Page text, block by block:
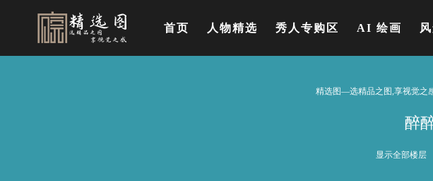
首页 人物精选 秀人专购区 AI 绘画
精选图—选精品之图,享视觉之
醉
显示全部楼层